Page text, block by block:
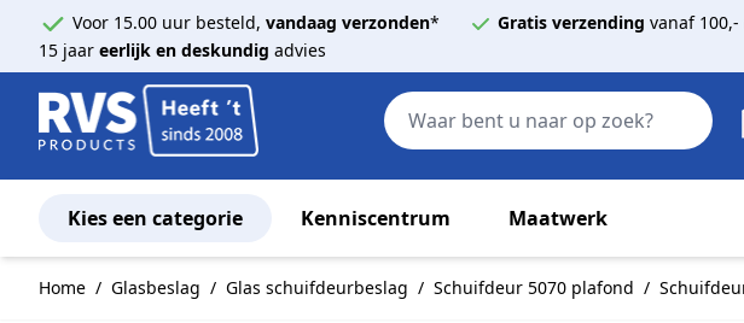
Voor 15.00 uur besteld, vandaag verzonden* Gratis verzending vanaf 100,-
15 jaar eerlijk en deskundig advies
Kies een categorie Kenniscentrum Maatwerk
Home / Glasbeslag / Glas schuifdeurbeslag / Schuifdeur 5070 plafond /